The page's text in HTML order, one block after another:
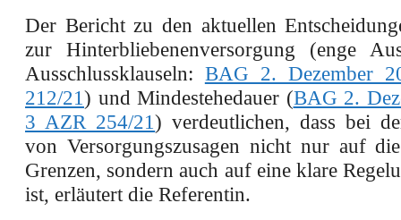
Der Bericht zu den aktuellen
zur Hinterbliebenenversorgung (enge
Ausschlussklauseln: BAG 2. Dezember
212/21) und Mindestehedauer (BAG 2.
3 AZR 254/21) verdeutlichen, dass bei
von Versorgungszusagen nicht nur auf
Grenzen, sondern auch auf eine klare
ist, erläutert die Referentin.